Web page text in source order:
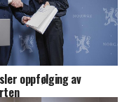
oppfølging av